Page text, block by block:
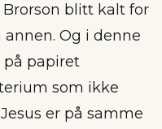
blitt kalt for
Og i denne
på papiret
som ikke
er på samme